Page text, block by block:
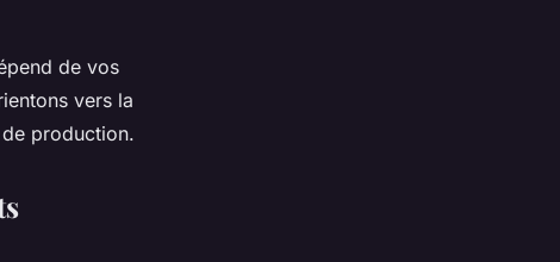
de vos
vers la
production.